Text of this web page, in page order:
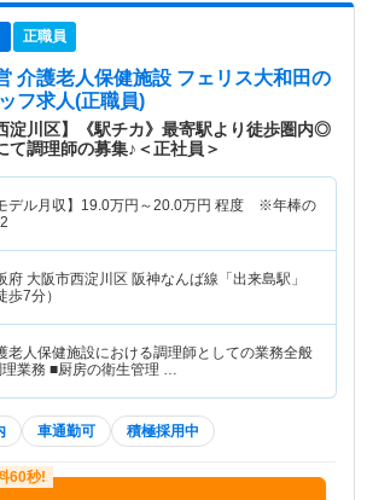
正職員
介護老人保健施設 フェリス大和田の
フ求人(正職員)
淀川区】《駅チカ》最寄駅より徒歩圏内◎
て調理師の募集♪＜正社員＞
デル月収】 19.0万円～20.0万円 程度 ※年棒の
府 大阪市西淀川区 阪神なんば線「出来島駅」
歩7分）
老人保健施設における調理師としての業務全般
業務 ■厨房の衛生管理 …
車通勤可 積極採用中